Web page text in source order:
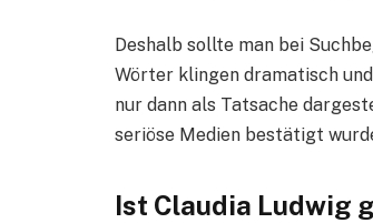
Deshalb sollte man bei
Wörter klingen dramatisch
nur dann als Tatsache
seriöse Medien bestätigt
Ist Claudia Ludwig